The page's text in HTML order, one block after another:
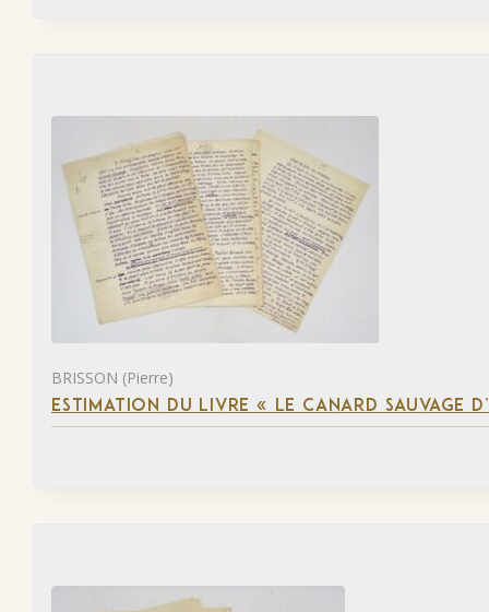
BRISSON (Pierre)
ESTIMATION DU LIVRE « LE CANARD SAUVAGE